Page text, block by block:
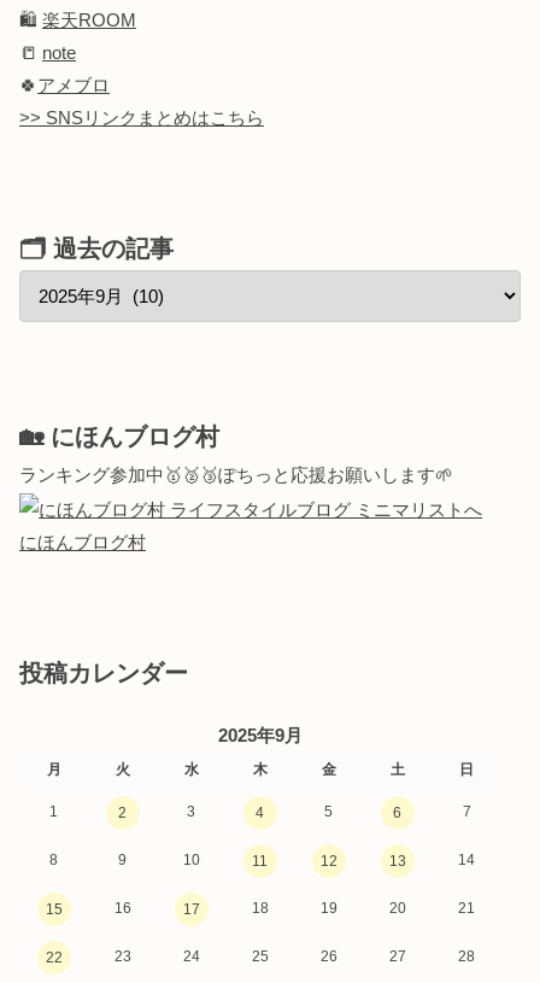
🛍️ 楽天ROOM
📒 note
🍀アメブロ
>> SNSリンクまとめはこちら
🗂 過去の記事
🏡 にほんブログ村
ランキング参加中🥇🥈🥉ぽちっと応援お願いします🌱
にほんブログ村
投稿カレンダー
2025年9月
月 火 水 木 金 土 日
1 2 3 4 5 6 7
8 9 10 11 12 13 14
15 16 17 18 19 20 21
22 23 24 25 26 27 28